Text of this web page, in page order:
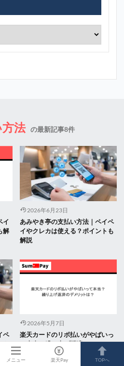
法 の最新記事8件
イ
解
2026年6月23日
あみやき亭の支払い方法｜ペイペ
イやクレカは使える？ポイントも
解説
ペ
も
2026年5月7日
楽天カードのリボ払いがやばいっ
て本当？繰り上げ返済のデメリッ
トは？
メニュー 楽天Pay TOPへ